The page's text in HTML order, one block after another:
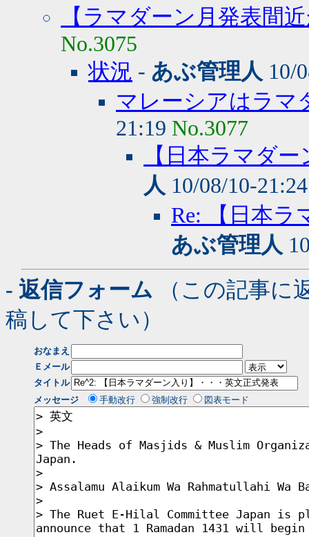
【ラマダーン月発表間
No.3075
状況 - あぶ管理人 10/
マレーシアはラマ
21:19 No.3077
【日本ラマダ
人 10/08/10-
Re: 【日本ラ
あぶ管理人
- 返信フォーム （この記事に
稿して下さい）
おなまえ
Ｅメール
タイトル
メッセージ
手動改行 強制改行 図表モード